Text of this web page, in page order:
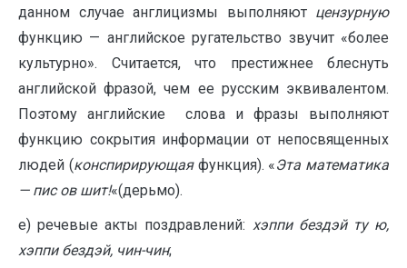
данном случае англицизмы выполняют цензурную
функцию — английское ругательство звучит «более
культурно». Считается, что престижнее блеснуть
английской фразой, чем ее русским эквивалентом.
Поэтому английские слова и фразы выполняют
функцию сокрытия информации от непосвященных
людей (конспирирующаяфункция). «Эта математика
— пис ов шит!«(дерьмо).
е) речевые акты поздравлений: хэппи бездэй ту ю,
хэппи бездэй, чин-чин;